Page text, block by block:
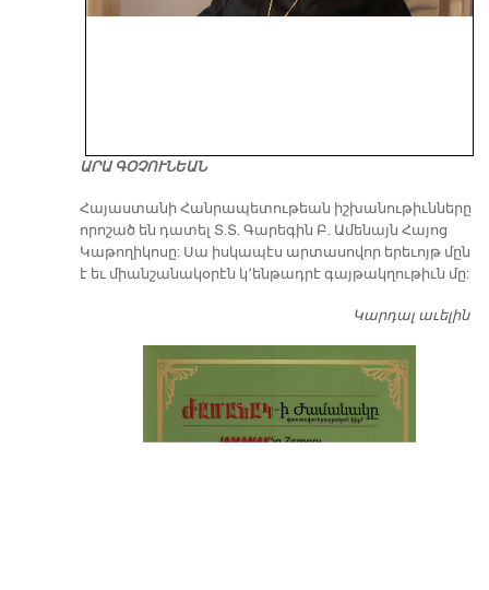
ԱՐԱ ԳՕՉՈՒՆԵԱՆ
​Հայաստանի Հանրապետութեան իշխանութիւնները
որոշած են դատել Տ.Տ. Գարեգին Բ. Ամենայն Հայոց
Կաթողիկոսը: Սա իսկապէս արտասովոր երեւոյթ մըն
է եւ միանշանակօրէն կ՚ենթադրէ գայթակղութիւն մը:
Կարդալ աւելին